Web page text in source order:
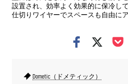
設置され、効率よく効果的に保冷し
仕切りワイヤーでスペースも自由に
Dometic（ドメティック）